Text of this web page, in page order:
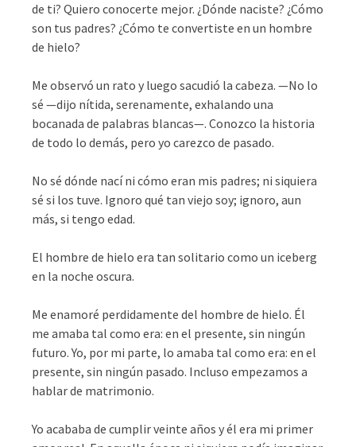
de ti? Quiero conocerte mejor. ¿Dónde naciste? ¿Cómo
son tus padres? ¿Cómo te convertiste en un hombre
de hielo?
Me observó un rato y luego sacudió la cabeza. —No lo
sé —dijo nítida, serenamente, exhalando una
bocanada de palabras blancas—. Conozco la historia
de todo lo demás, pero yo carezco de pasado.
No sé dónde nací ni cómo eran mis padres; ni siquiera
sé si los tuve. Ignoro qué tan viejo soy; ignoro, aun
más, si tengo edad.
El hombre de hielo era tan solitario como un iceberg
en la noche oscura.
Me enamoré perdidamente del hombre de hielo. Él
me amaba tal como era: en el presente, sin ningún
futuro. Yo, por mi parte, lo amaba tal como era: en el
presente, sin ningún pasado. Incluso empezamos a
hablar de matrimonio.
Yo acababa de cumplir veinte años y él era mi primer